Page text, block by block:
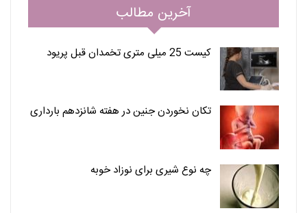
آخرین مطالب
کیست 25 میلی متری تخمدان قبل پریود
تکان نخوردن جنین در هفته شانزدهم بارداری
چه نوع شیری برای نوزاد خوبه